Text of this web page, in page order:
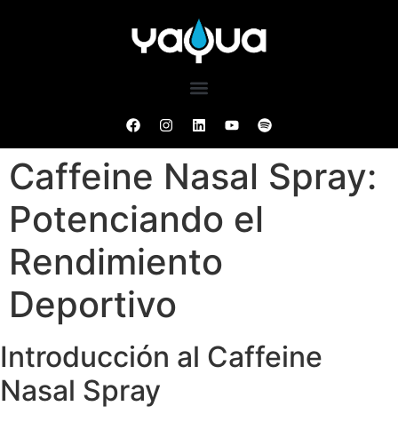
Caffeine Nasal Spray:
Potenciando el
Rendimiento
Deportivo
Introducción al Caffeine
Nasal Spray